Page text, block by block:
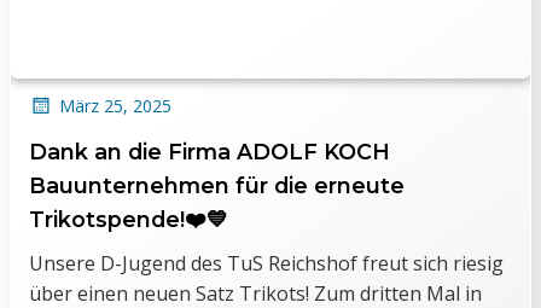
März 25, 2025
Dank an die Firma ADOLF KOCH
Bauunternehmen für die erneute
Trikotspende!❤️💙
Unsere D-Jugend des TuS Reichshof freut sich riesig
über einen neuen Satz Trikots! Zum dritten Mal in